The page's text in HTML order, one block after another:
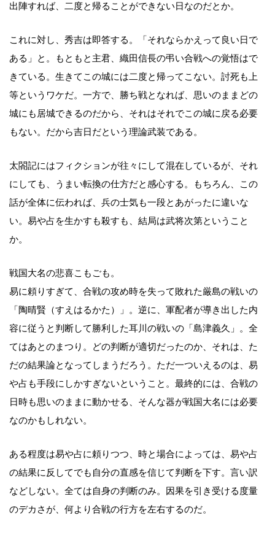
出陣すれば、二度と帰ることができない日なのだとか。
これに対し、秀吉は即答する。「それならかえって良い日で
ある」と。もともと主君、織田信長の弔い合戦への覚悟はで
きている。生きてこの城には二度と帰ってこない。討死も上
等というワケだ。一方で、勝ち戦となれば、思いのままどの
城にも居城できるのだから、それはそれでこの城に戻る必要
もない。だから吉日だという理論武装である。
太閤記にはフィクションが往々にして混在しているが、それ
にしても、うまい転換の仕方だと感心する。もちろん、この
話が全体に伝われば、兵の士気も一段とあがったに違いな
い。易や占を生かすも殺すも、結局は武将次第ということ
か。
戦国大名の悲喜こもごも。
易に頼りすぎて、合戦の攻め時を失って敗れた厳島の戦いの
「陶晴賢（すえはるかた）」。逆に、軍配者が導き出した内
容に従うと判断して勝利した耳川の戦いの「島津義久」。全
てはあとのまつり。どの判断が適切だったのか、それは、た
だの結果論となってしまうだろう。ただ一ついえるのは、易
や占も手段にしかすぎないということ。最終的には、合戦の
日時も思いのままに動かせる、そんな器が戦国大名には必要
なのかもしれない。
ある程度は易や占に頼りつつ、時と場合によっては、易や占
の結果に反してでも自分の直感を信じて判断を下す。言い訳
などしない。全ては自身の判断のみ。因果を引き受ける度量
のデカさが、何より合戦の行方を左右するのだ。